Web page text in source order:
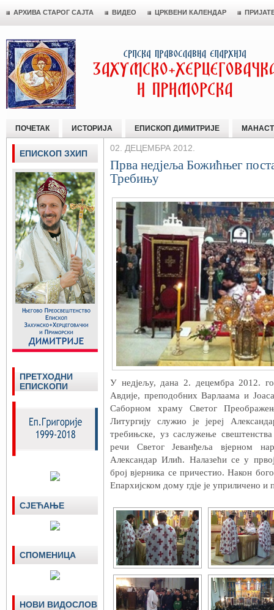
АРХИВА СТАРОГ САЈТА ВИДЕО ЦРКВЕНИ КАЛЕНДАР
ПОЧЕТАК ИСТОРИЈА ЕПИСКОП ДИМИТРИЈЕ
02. ДЕЦЕМБРА 2012.
Прва недjеља Божићњег
Требињу
У недjељу, дана 2. децембра 2012.
Авдије, преподобних Варлаама и
Саборном храму Светог
Литургију служио је јереј
требињске, уз саслужење
речи Светог Јеванђеља вјерном
Александар Илић. Налазећи се у
број вјерника се причестио. Након
Епархијском дому гдје је уприличено и
ЕПИСКОП ЗХИП
ПРЕТХОДНИ
ЕПИСКОПИ
СЈЕЋАЊЕ
СПОМЕНИЦА
НОВИ ВИДОСЛОВ